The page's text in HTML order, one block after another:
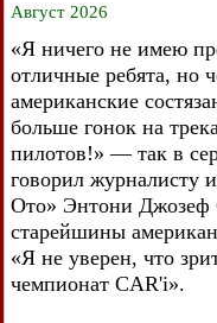
Август 2026
«Я ничего не имею
отличные ребята, но
американские
больше гонок на
пилотов!» — так в
говорил журналисту
Ото» Энтони Джозеф
старейшины
«Я не уверен, что
чемпионат CAR'i».